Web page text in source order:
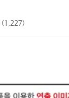
(1,227)